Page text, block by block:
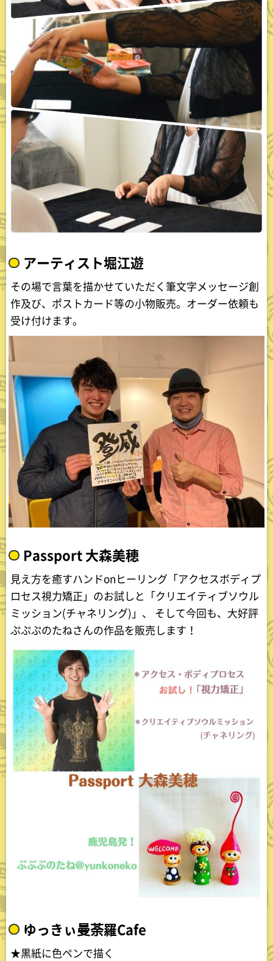
アーティスト堀江遊
その場で言葉を描かせていただく筆文字メッセージ創
作及び、ポストカード等の小物販売。オーダー依頼も
受け付けます。
Passport 大森美穂
見え方を癒すハンドonヒーリング「アクセスボディプ
ロセス視力矯正」のお試しと「クリエイティブソウル
ミッション(チャネリング)」、 そして今回も、大好評
ぷぷぷのたねさんの作品を販売します！
ゆっきぃ曼荼羅Cafe
★黒紙に色ペンで描く